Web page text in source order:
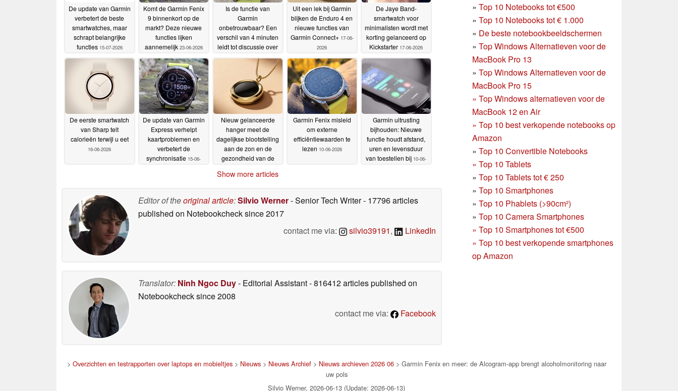
» Top 10 Notebooks tot €500
» Top 10 Notebooks tot € 1.000
» De beste notebookbeeldschermen
» Top Windows Alternatieven voor de
MacBook Pro 13
» Top Windows Alternatieven voor de
MacBook Pro 15
» Top Windows alternatieven voor de
MacBook 12 en Air
» Top 10 best verkopende notebooks op
Amazon
» Top 10 Convertible Notebooks
» Top 10 Tablets
» Top 10 Tablets tot € 250
» Top 10 Smartphones
» Top 10 Phablets (>90cm²)
» Top 10 Camera Smartphones
» Top 10 Smartphones tot €500
» Top 10 best verkopende smartphones
op Amazon
De update van Garmin
verbetert de beste
smartwatches, maar
schrapt belangrijke
functies 15-07-2026
Komt de Garmin Fenix
9 binnenkort op de
markt? Deze nieuwe
functies lijken
aannemelijk 23-06-2026
Is de functie van
Garmin
onbetrouwbaar? Een
verschil van 4 minuten
leidt tot discussie over
22-06-2026
Uit een lek bij Garmin
blijken de Enduro 4 en
nieuwe functies van
Garmin Connect+ 17-06-
2026
De Jaye Band-
smartwatch voor
minimalisten wordt met
korting gelanceerd op
Kickstarter 17-06-2026
De eerste smartwatch
van Sharp telt
calorieën terwijl u eet
16-06-2026
De update van Garmin
Express verhelpt
kaartproblemen en
verbetert de
synchronisatie 15-06-
Nieuw gelanceerde
hanger meet de
dagelijkse blootstelling
aan de zon en de
gezondheid van de
Garmin Fenix misleid
om externe
efficiëntiewaarden te
lezen 10-06-2026
Garmin uitrusting
bijhouden: Nieuwe
functie houdt afstand,
uren en levensduur
van toestellen bij 10-06-
Show more articles
Editor of theoriginal article:Silvio Werner- Senior Tech Writer- 17796 articles
published on Notebookchecksince 2017
contact me via:
silvio39191, LinkedIn
Translator: Ninh Ngoc Duy- Editorial Assistant- 816412 articles published on
Notebookchecksince 2008
contact me via:
Facebook
> Overzichten en testrapporten over laptops en mobieltjes> Nieuws> Nieuws Archief> Nieuws archieven 2026 06> Garmin Fenix en meer: de Alcogram-app brengt alcoholmonitoring naar
uw pols
Silvio Werner, 2026-06-13 (Update: 2026-06-13)